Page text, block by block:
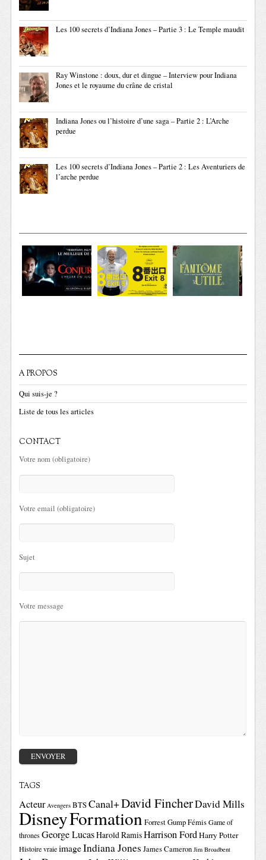
Les 100 secrets d’Indiana Jones – Partie 3 : Le Temple maudit
Ray Winstone : doux, dur et dingue – Interview pour Indiana
Jones et le royaume du crâne de cristal
Indiana Jones ou l’histoire d’une saga – Partie 2 : L’Arche
perdue
Les 100 secrets d’Indiana Jones – Partie 2 : Les Aventuriers de
l’arche perdue
A PROPOS
Qui suis-je ?
Liste de tous les articles
CONTACT
Votre nom (obligatoire)
Votre email (obligatoire)
Sujet
Votre message
TAGS
Acteur Avengers BTSCanal+David FincherDavid Mills
DisneyFormationForrest GumpFémis Game of
thrones George LucasHarold RamisHarrison FordHarry Potter
Histoire vraie imageIndiana Jones James Cameron Jim Broadbent